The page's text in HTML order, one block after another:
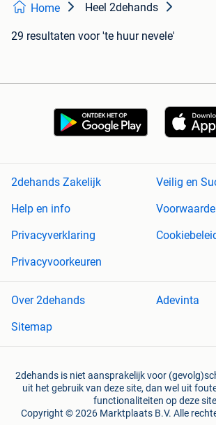
Home Heel 2dehands
29 resultaten voor 'te huur nevele'
2dehands Zakelijk
Veilig en
Help en info
Privacyverklaring
Privacyvoorkeuren
Over 2dehands
Adevinta
Sitemap
2dehands is niet aansprakelijk voor
uit het gebruik van deze site, dan wel uit
functionaliteiten op deze
Copyright © 2026 Marktplaats B.V. Alle